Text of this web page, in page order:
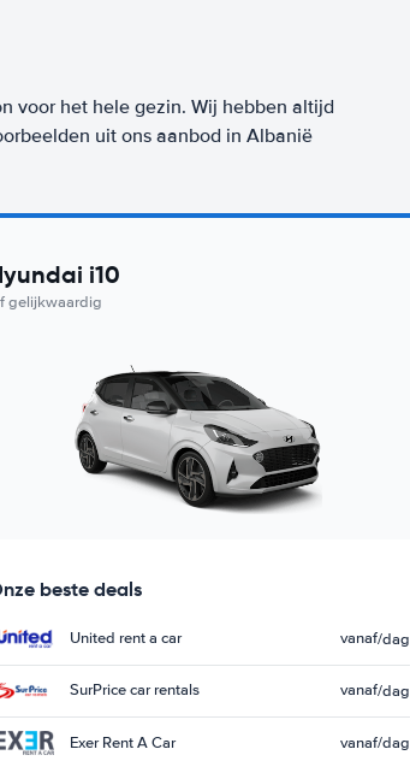
voor het hele gezin. Wij hebben altijd
uit ons aanbod in Albanië
i10
gelijkwaardig
beste deals
United rent a car vanaf/dag
SurPrice car rentals vanaf/dag
Exer Rent A Car vanaf/dag